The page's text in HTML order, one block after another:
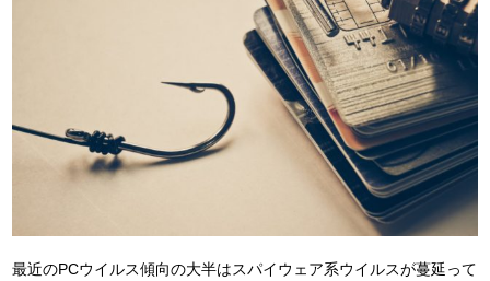
最近のPCウイルス傾向の大半はスパイウェア系ウイルスが蔓延って